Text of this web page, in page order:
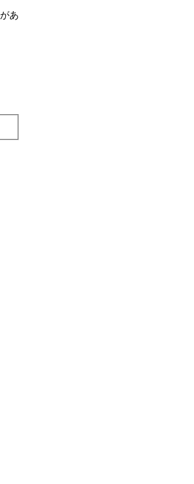
あ